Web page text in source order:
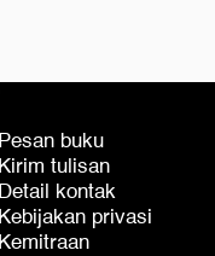
Pesan buku
Kirim tulisan
Detail kontak
Kebijakan privasi
Kemitraan